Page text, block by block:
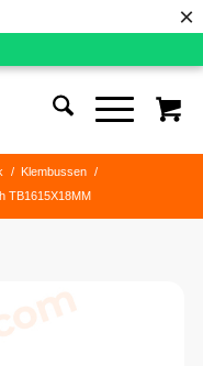
×
/ Klembussen
/
TB1615X18MM